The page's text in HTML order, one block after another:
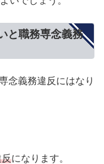
と職務専念義務
念義務違反にはなり
反になります。